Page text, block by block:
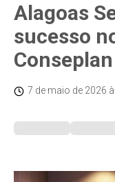
Alagoas
sucesso
7 de maio de 2026